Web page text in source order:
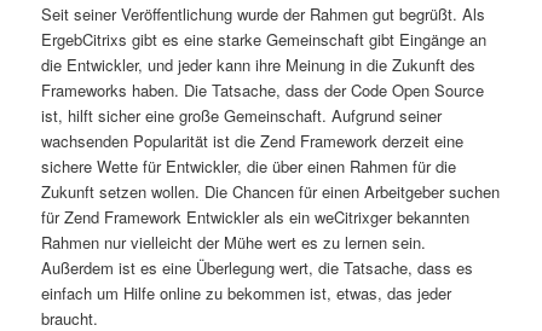
Seit seiner Veröffentlichung wurde der Rahmen gut begrüßt. Als
ErgebCitrixs gibt es eine starke Gemeinschaft gibt Eingänge an
die Entwickler, und jeder kann ihre Meinung in die Zukunft des
Frameworks haben. Die Tatsache, dass der Code Open Source
ist, hilft sicher eine große Gemeinschaft. Aufgrund seiner
wachsenden Popularität ist die Zend Framework derzeit eine
sichere Wette für Entwickler, die über einen Rahmen für die
Zukunft setzen wollen. Die Chancen für einen Arbeitgeber suchen
für Zend Framework Entwickler als ein weCitrixger bekannten
Rahmen nur vielleicht der Mühe wert es zu lernen sein.
Außerdem ist es eine Überlegung wert, die Tatsache, dass es
einfach um Hilfe online zu bekommen ist, etwas, das jeder
braucht.